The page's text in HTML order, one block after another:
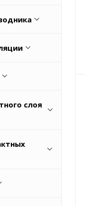
(Al/Cu)
слоя